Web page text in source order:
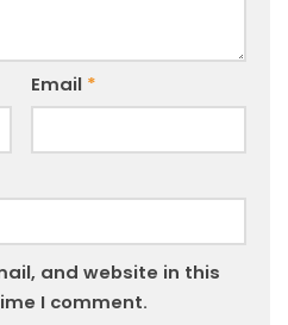
Email *
and website in this
I comment.